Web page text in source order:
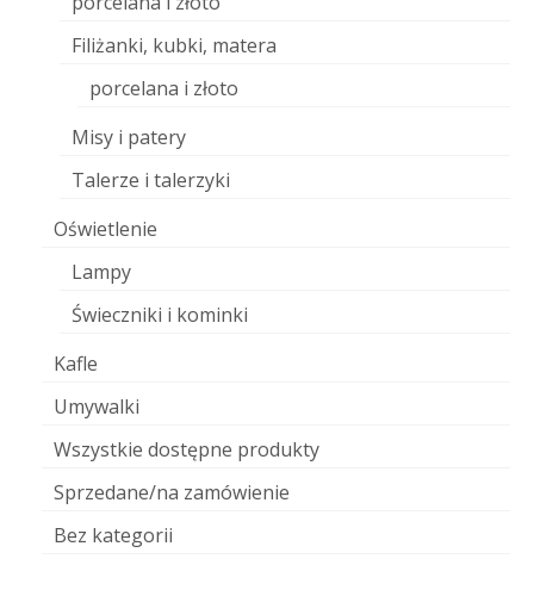
Filiżanki, kubki, matera
porcelana i złoto
Misy i patery
Talerze i talerzyki
Oświetlenie
Lampy
Świeczniki i kominki
Kafle
Umywalki
Wszystkie dostępne produkty
Sprzedane/na zamówienie
Bez kategorii